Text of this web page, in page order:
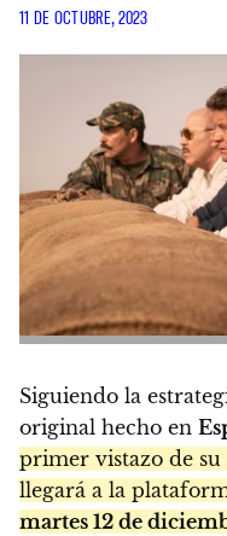
11 DE OCTUBRE, 2023
Siguiendo la
original hecho en
primer vistazo de su
llegará a la
martes 12 de